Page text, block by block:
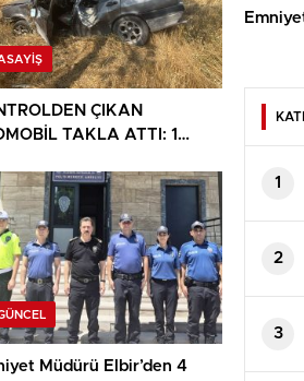
ÇIKAN
TAKLA ATTI: 1
Müdürü Elbir’den 4
1
2
3